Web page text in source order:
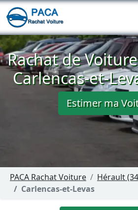
Rachat de
Carlencas-et-
Estimer ma
PACA Rachat Voiture
Hérault
Carlencas-et-Levas